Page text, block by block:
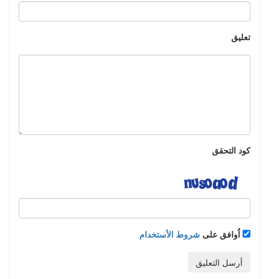
تعليق
كود التحقق
اُوافق على شروط الأستخدام
أرسل التعليق